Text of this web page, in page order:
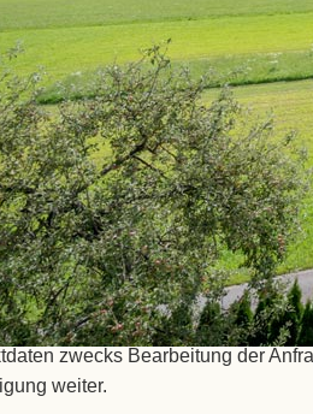
der österreichischen und
zu.
bezieht sich
Sie sich direkt auf der
Straße/Hausnummer, Ort/
Datenschutzrechts
personenbezogener Daten.
uns per Kontaktformular
zwecks Bearbeitung der
weiter.